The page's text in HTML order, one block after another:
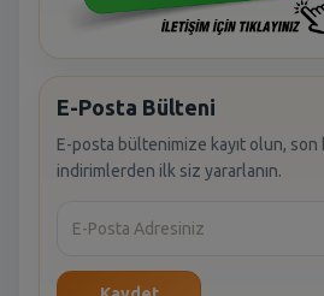
E-Posta Bülteni
E-posta bültenimize kayıt olun,
indirimlerden ilk siz yararlanın.